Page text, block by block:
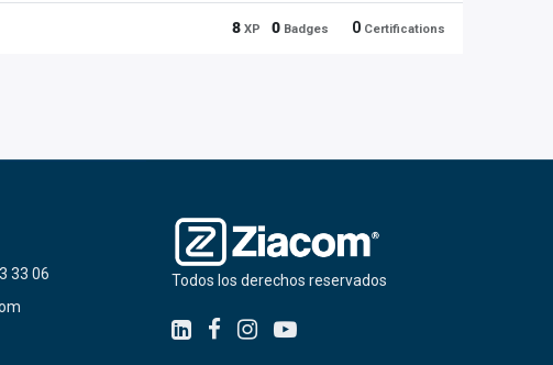
8 XP 0 Badges 0 Certifications
33 06 Todos los derechos reservados